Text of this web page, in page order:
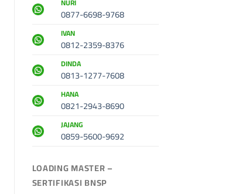
0877-6698-9768
IVAN
0812-2359-8376
DINDA
0813-1277-7608
HANA
0821-2943-8690
JAJANG
0859-5600-9692
LOADING MASTER –
SERTIFIKASI BNSP